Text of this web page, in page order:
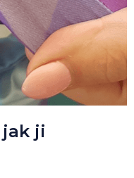
ji